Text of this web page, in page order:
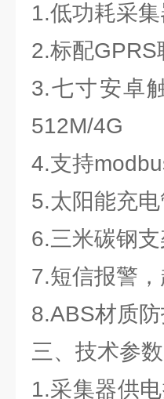
1.低功耗采
2.标配GPRS
3.七寸安卓
512M/4G
4.支持
5.太阳能充
6.三米碳钢
7.短信报警
8.ABS材质
三、技术参数
1.采集器供